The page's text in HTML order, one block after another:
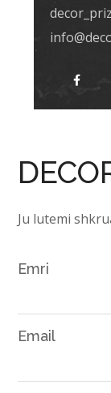
Ju lutemi
Emri
Email